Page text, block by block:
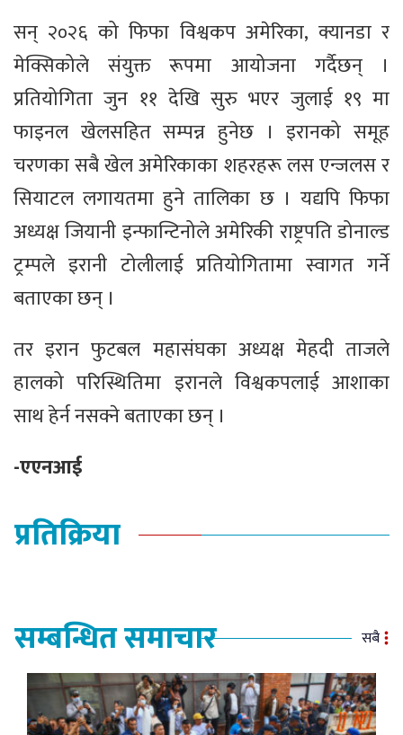
सन् २०२६ को फिफा विश्वकप अमेरिका, क्यानडा र
मेक्सिकोले संयुक्त रूपमा आयोजना गर्दैछन् ।
प्रतियोगिता जुन ११ देखि सुरु भएर जुलाई १९ मा
फाइनल खेलसहित सम्पन्न हुनेछ । इरानको समूह
चरणका सबै खेल अमेरिकाका शहरहरू लस एन्जलस र
सियाटल लगायतमा हुने तालिका छ । यद्यपि फिफा
अध्यक्ष जियानी इन्फान्टिनोले अमेरिकी राष्ट्रपति डोनाल्ड
ट्रम्पले इरानी टोलीलाई प्रतियोगितामा स्वागत गर्ने
बताएका छन् ।
तर इरान फुटबल महासंघका अध्यक्ष मेहदी ताजले
हालको परिस्थितिमा इरानले विश्वकपलाई आशाका
साथ हेर्न नसक्ने बताएका छन् ।
-एएनआई
प्रतिक्रिया
सम्बन्धित समाचार सबै